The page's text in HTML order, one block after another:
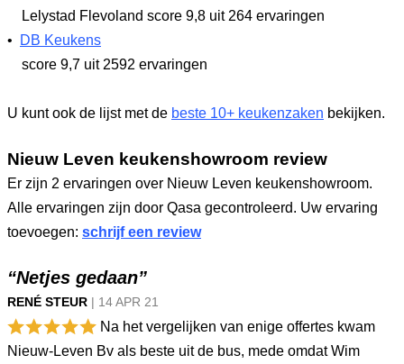
Lelystad Flevoland score 9,8 uit 264 ervaringen
•
DB Keukens
score 9,7 uit 2592 ervaringen
U kunt ook de lijst met de beste 10+ keukenzaken bekijken.
Nieuw Leven keukenshowroom review
Er zijn 2 ervaringen over Nieuw Leven keukenshowroom.
Alle ervaringen zijn door Qasa gecontroleerd. Uw ervaring
toevoegen: schrijf een review
“Netjes gedaan”
RENÉ STEUR | 14 APR 21
Na het vergelijken van enige offertes kwam
Nieuw-Leven Bv als beste uit de bus, mede omdat Wim